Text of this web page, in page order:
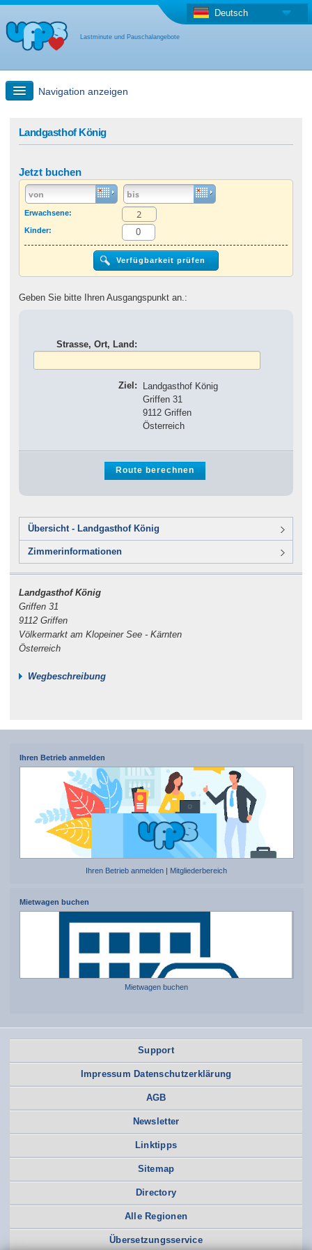
Lastminute und Pauschalangebote
Deutsch
Navigation anzeigen
Last Minute Angebot + Pauschalangebot
Anderes Land
Landgasthof König
Jetzt buchen
Erwachsene:
Kinder:
Geben Sie bitte Ihren Ausgangspunkt an.:
Strasse, Ort, Land:
Ziel:
Landgasthof König
Griffen 31
9112 Griffen
Österreich
Übersicht - Landgasthof König
Zimmerinformationen
Landgasthof König
Griffen 31
9112 Griffen
Völkermarkt am Klopeiner See - Kärnten
Österreich
Wegbeschreibung
Ihren Betrieb anmelden
Ihren Betrieb anmelden Mitgliederbereich
Mietwagen buchen
Mietwagen buchen
Support
Impressum Datenschutzerklärung
AGB
Newsletter
Linktipps
Sitemap
Directory
Alle Regionen
Übersetzungsservice